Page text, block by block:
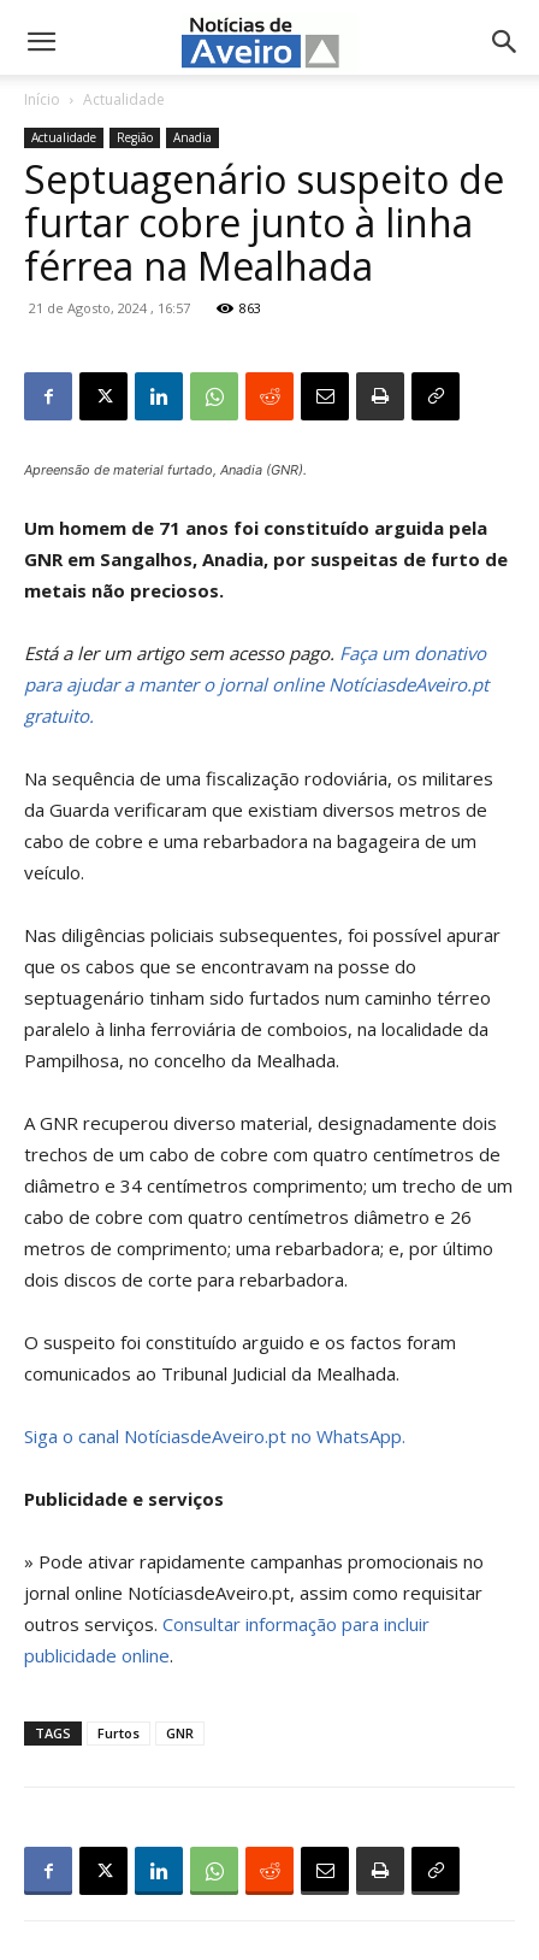
NotíciasdeAveiro.pt
Início Actualidade
Actualidade Região Anadia
Septuagenário suspeito de
furtar cobre junto à linha
férrea na Mealhada
21 de Agosto, 2024 , 16:57 863
Apreensão de material furtado, Anadia (GNR).
Um homem de 71 anos foi constituído arguida pela
GNR em Sangalhos, Anadia, por suspeitas de furto de
metais não preciosos.
Está a ler um artigo sem acesso pago. Faça um donativo
para ajudar a manter o jornal online NotíciasdeAveiro.pt
gratuito.
Na sequência de uma fiscalização rodoviária, os militares
da Guarda verificaram que existiam diversos metros de
cabo de cobre e uma rebarbadora na bagageira de um
veículo.
Nas diligências policiais subsequentes, foi possível apurar
que os cabos que se encontravam na posse do
septuagenário tinham sido furtados num caminho térreo
paralelo à linha ferroviária de comboios, na localidade da
Pampilhosa, no concelho da Mealhada.
A GNR recuperou diverso material, designadamente dois
trechos de um cabo de cobre com quatro centímetros de
diâmetro e 34 centímetros comprimento; um trecho de um
cabo de cobre com quatro centímetros diâmetro e 26
metros de comprimento; uma rebarbadora; e, por último
dois discos de corte para rebarbadora.
O suspeito foi constituído arguido e os factos foram
comunicados ao Tribunal Judicial da Mealhada.
Siga o canal NotíciasdeAveiro.pt no WhatsApp.
Publicidade e serviços
» Pode ativar rapidamente campanhas promocionais no
jornal online NotíciasdeAveiro.pt, assim como requisitar
outros serviços. Consultar informação para incluir
publicidade online.
TAGS Furtos GNR